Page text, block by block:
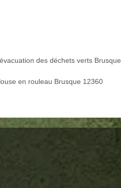
des déchets verts Brusque
en rouleau Brusque 12360